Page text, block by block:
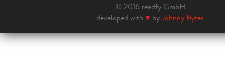
© 2016 readfy GmbH
developed with ♥ byJohnny Bytes